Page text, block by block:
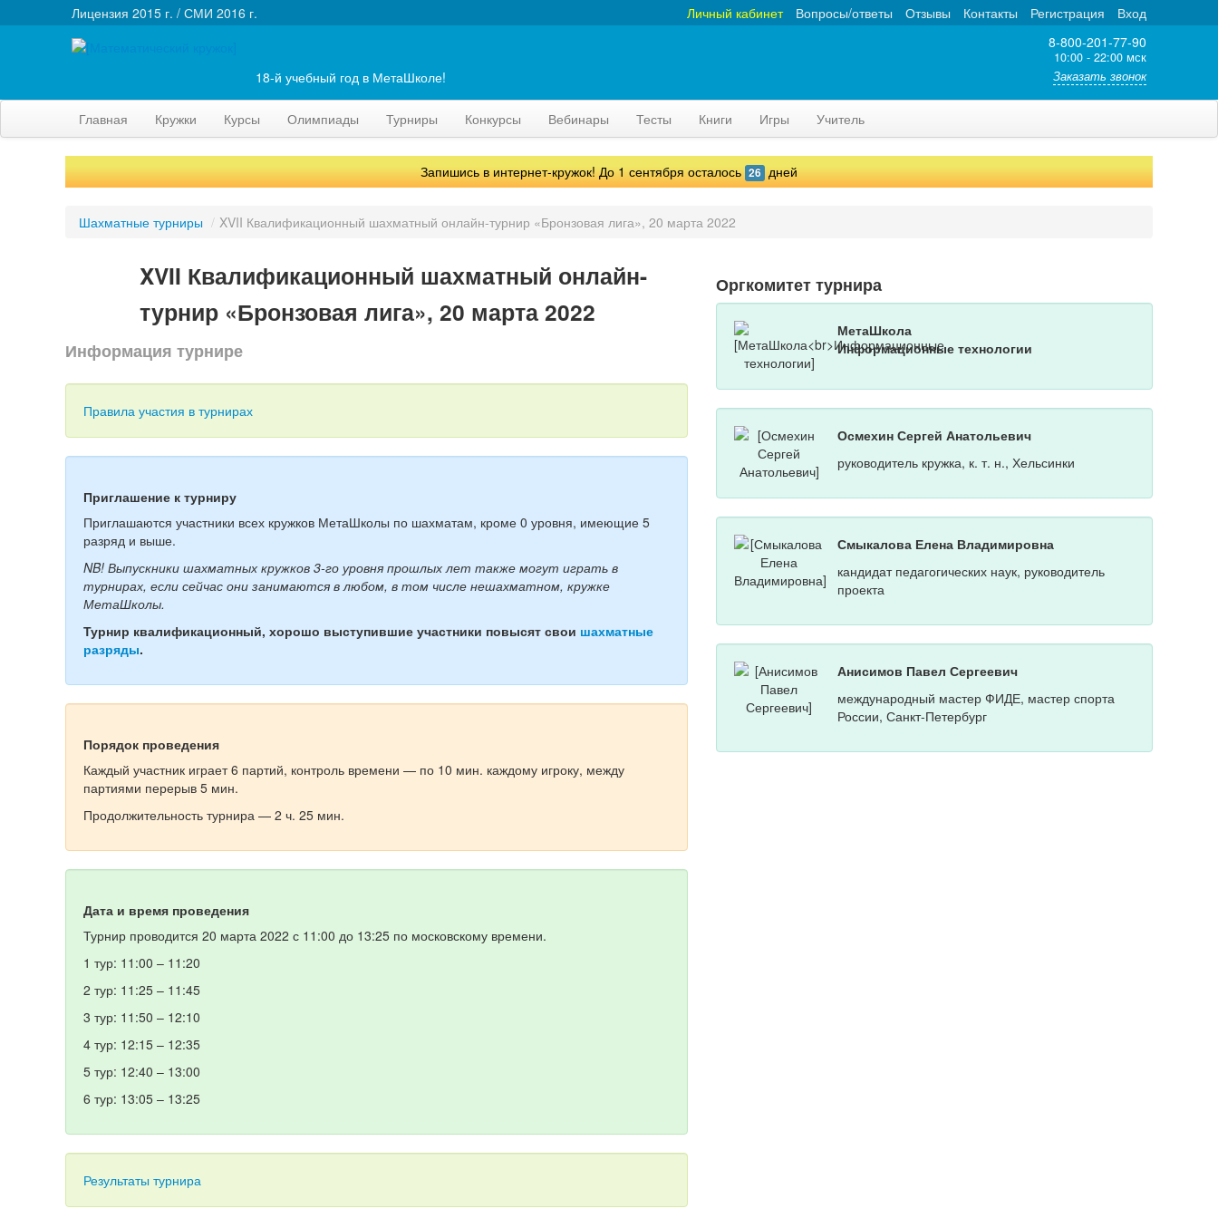
Лицензия 2015 г. / СМИ 2016 г. Вход
Регистрация
Контакты
Отзывы
Вопросы/ответы
Личный кабинет
8-800-201-77-90
10:00 - 22:00 мск
Заказать звонок
18-й учебный год в МетаШколе!
Главная Кружки Курсы Олимпиады Турниры Конкурсы Вебинары Тесты Книги Игры Учитель
Запишись в интернет-кружок! До 1 сентября осталось 26 дней
Шахматные турниры / XVII Квалификационный шахматный онлайн-турнир «Бронзовая лига», 20 марта 2022
XVII Квалификационный шахматный онлайн-
турнир «Бронзовая лига», 20 марта 2022
Информация турнире
Правила участия в турнирах
Приглашение к турниру
Приглашаются участники всех кружков МетаШколы по шахматам, кроме 0 уровня, имеющие 5
разряд и выше.
NB! Выпускники шахматных кружков 3-го уровня прошлых лет также могут играть в
турнирах, если сейчас они занимаются в любом, в том числе нешахматном, кружке
МетаШколы.
Турнир квалификационный, хорошо выступившие участники повысят свои шахматные
разряды.
Порядок проведения
Каждый участник играет 6 партий, контроль времени — по 10 мин. каждому игроку, между
партиями перерыв 5 мин.
Продолжительность турнира — 2 ч. 25 мин.
Дата и время проведения
Турнир проводится 20 марта 2022 с 11:00 до 13:25 по московскому времени.
1 тур: 11:00 – 11:20
2 тур: 11:25 – 11:45
3 тур: 11:50 – 12:10
4 тур: 12:15 – 12:35
5 тур: 12:40 – 13:00
6 тур: 13:05 – 13:25
Результаты турнира
Оргкомитет турнира
МетаШкола
Информационные технологии
Осмехин Сергей Анатольевич
руководитель кружка, к. т. н., Хельсинки
Смыкалова Елена Владимировна
кандидат педагогических наук, руководитель
проекта
Анисимов Павел Сергеевич
международный мастер ФИДЕ, мастер спорта
России, Санкт-Петербург